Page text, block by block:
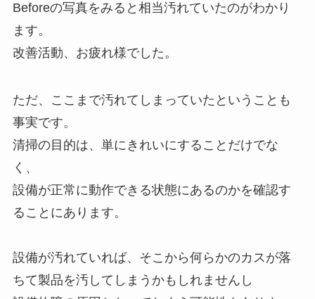
Beforeの写真をみると相当汚れていたのがわかり
ます。
改善活動、お疲れ様でした。
ただ、ここまで汚れてしまっていたということも
事実です。
清掃の目的は、単にきれいにすることだけでな
く、
設備が正常に動作できる状態にあるのかを確認す
ることにあります。
設備が汚れていれば、そこから何らかのカスが落
ちて製品を汚してしまうかもしれませんし